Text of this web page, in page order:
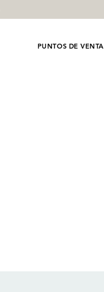
PUNTOS DE VENTA